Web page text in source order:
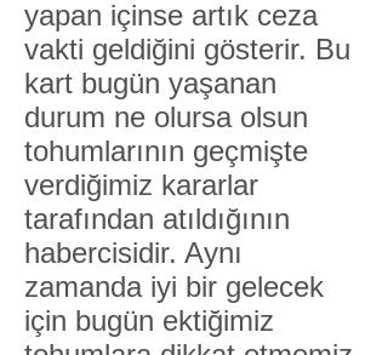
yapan içinse artık ceza
vakti geldiğini gösterir. Bu
kart bugün yaşanan
durum ne olursa olsun
tohumlarının geçmişte
verdiğimiz kararlar
tarafından atıldığının
habercisidir. Aynı
zamanda iyi bir gelecek
için bugün ektiğimiz